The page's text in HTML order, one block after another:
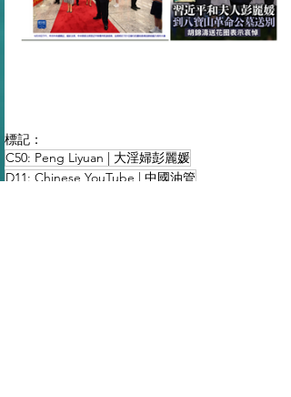
標記：
C50: Peng Liyuan | 大淫婦彭麗媛
D11: Chinese YouTube | 中國油管